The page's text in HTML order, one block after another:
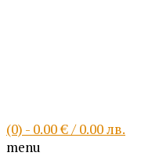
(0) - 0.00 € / 0.00 лв.
menu